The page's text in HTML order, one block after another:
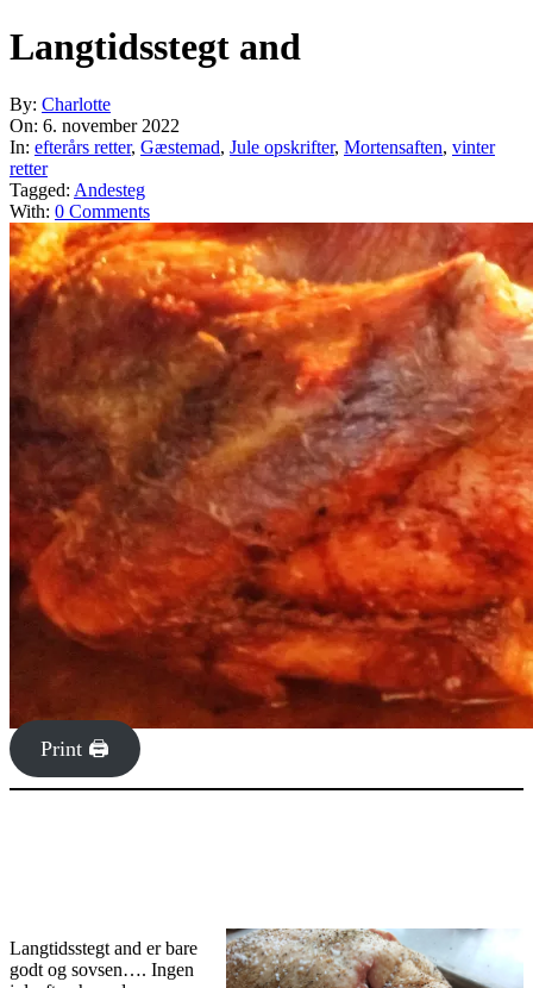
Langtidsstegt and
By: Charlotte
On: 6. november 2022
In: efterårs retter, Gæstemad, Jule opskrifter, Mortensaften, vinter
retter
Tagged: Andesteg
With: 0 Comments
Print 🖨
Langtidsstegt and er bare
godt og sovsen…. Ingen